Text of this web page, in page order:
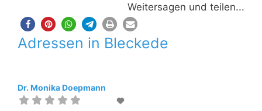
Weitersagen und teilen...
Adressen in Bleckede
Dr. Monika Doepmann